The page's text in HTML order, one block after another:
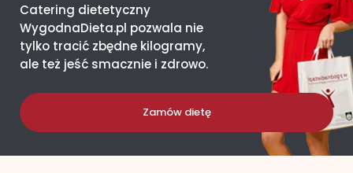
Catering dietetyczny
WygodnaDieta.pl pozwala nie
tylko tracić zbędne kilogramy,
ale też jeść smacznie i zdrowo.
Zamów dietę